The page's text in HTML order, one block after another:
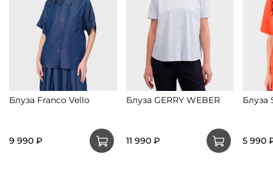
Блуза Franco Vello
9 990 ₽
Блуза GERRY WEBER
11 990 ₽
Блуза
5 990